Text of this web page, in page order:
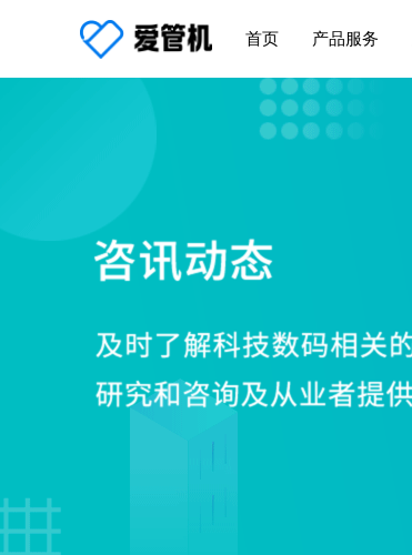
首页 产品服务